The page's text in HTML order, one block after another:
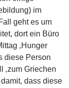
im
geht es um
dort ein Büro
‚Hunger
diese Person
‚zum Griechen
dass diese